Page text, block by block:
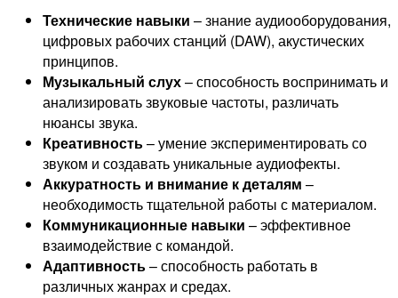
Технические навыки – знание аудиооборудования,
цифровых рабочих станций (DAW), акустических
принципов.
Музыкальный слух– способность воспринимать и
анализировать звуковые частоты, различать
нюансы звука.
Креативность– умение экспериментировать со
звуком и создавать уникальные аудиофекты.
Аккуратность и внимание к деталям –
необходимость тщательной работы с материалом.
Коммуникационные навыки – эффективное
взаимодействие с командой.
Адаптивность– способность работать в
различных жанрах и средах.